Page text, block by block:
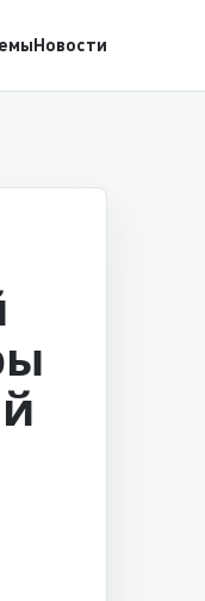
Новости